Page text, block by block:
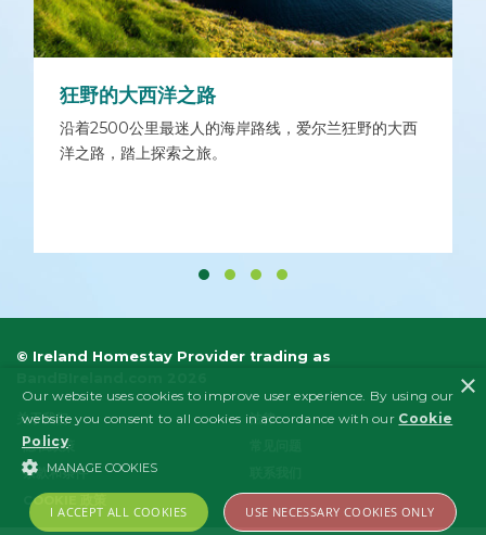
狂野的大西洋之路
沿着2500公里最迷人的海岸路线，爱尔兰狂野的大西
洋之路，踏上探索之旅。
© Ireland Homestay Provider trading as
关于我们
法律
隐私政策
条款和条件
COOKIE 政策
×
Our website uses cookies to improve user experience. By using our
website you consent to all cookies in accordance with our Cookie
Policy.
MANAGE COOKIES
I ACCEPT ALL COOKIES USE NECESSARY COOKIES ONLY